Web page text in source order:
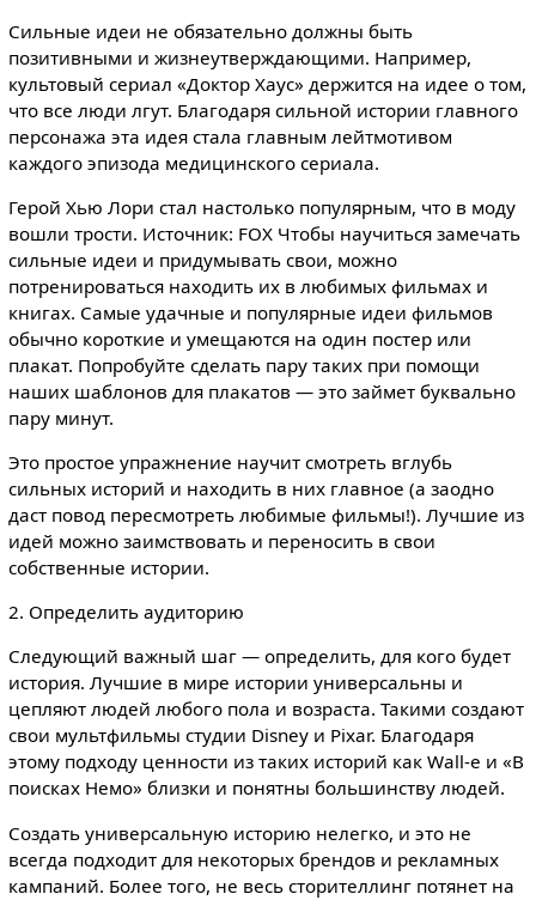
Сильные идеи не обязательно должны быть
позитивными и жизнеутверждающими. Например,
культовый сериал «Доктор Хаус» держится на идее о том,
что все люди лгут. Благодаря сильной истории главного
персонажа эта идея стала главным лейтмотивом
каждого эпизода медицинского сериала.
Герой Хью Лори стал настолько популярным, что в моду
вошли трости. Источник: FOX Чтобы научиться замечать
сильные идеи и придумывать свои, можно
потренироваться находить их в любимых фильмах и
книгах. Самые удачные и популярные идеи фильмов
обычно короткие и умещаются на один постер или
плакат. Попробуйте сделать пару таких при помощи
наших шаблонов для плакатов — это займет буквально
пару минут.
Это простое упражнение научит смотреть вглубь
сильных историй и находить в них главное (а заодно
даст повод пересмотреть любимые фильмы!). Лучшие из
идей можно заимствовать и переносить в свои
собственные истории.
2. Определить аудиторию
Следующий важный шаг — определить, для кого будет
история. Лучшие в мире истории универсальны и
цепляют людей любого пола и возраста. Такими создают
свои мультфильмы студии Disney и Pixar. Благодаря
этому подходу ценности из таких историй как Wall-e и «В
поисках Немо» близки и понятны большинству людей.
Создать универсальную историю нелегко, и это не
всегда подходит для некоторых брендов и рекламных
кампаний. Более того, не весь сторителлинг потянет на